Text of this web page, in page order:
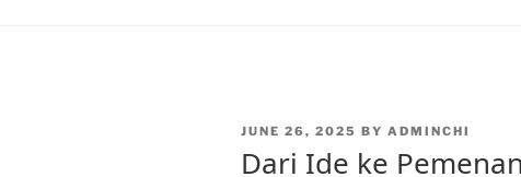
POSTED
JUNE 26, 2025 BY ADMINCHI
Dari Ide ke